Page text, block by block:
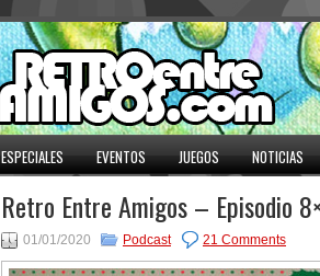
ESPECIALES EVENTOS JUEGOS NOTICIAS
Retro Entre Amigos – Episodio
01/01/2020 Podcast 21 Comments